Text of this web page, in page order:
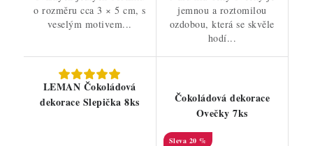
o rozměru cca 3 × 5 cm, s
veselým motivem...
jemnou a roztomilou
ozdobou, která se skvěle
hodí...
LEMAN Čokoládová
dekorace Slepička 8ks
Čokoládová dekorace
Ovečky 7ks
20 %